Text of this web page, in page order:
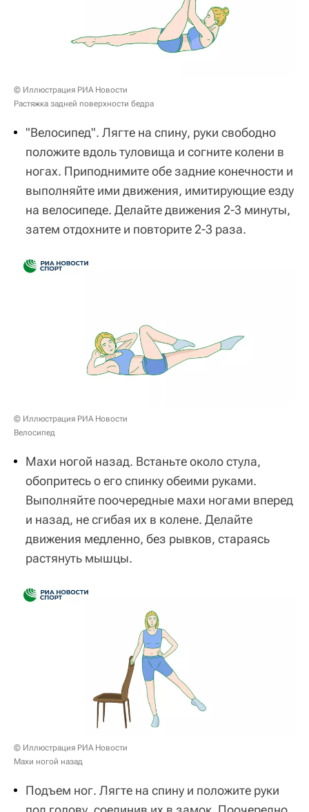
© Иллюстрация РИА Новости
Растяжка задней поверхности бедра
"Велосипед". Лягте на спину, руки свободно
положите вдоль туловища и согните колени в
ногах. Приподнимите обе задние конечности и
выполняйте ими движения, имитирующие езду
на велосипеде. Делайте движения 2-3 минуты,
затем отдохните и повторите 2-3 раза.
© Иллюстрация РИА Новости
Велосипед
Махи ногой назад. Встаньте около стула,
обопритесь о его спинку обеими руками.
Выполняйте поочередные махи ногами вперед
и назад, не сгибая их в колене. Делайте
движения медленно, без рывков, стараясь
растянуть мышцы.
© Иллюстрация РИА Новости
Махи ногой назад
Подъем ног. Лягте на спину и положите руки